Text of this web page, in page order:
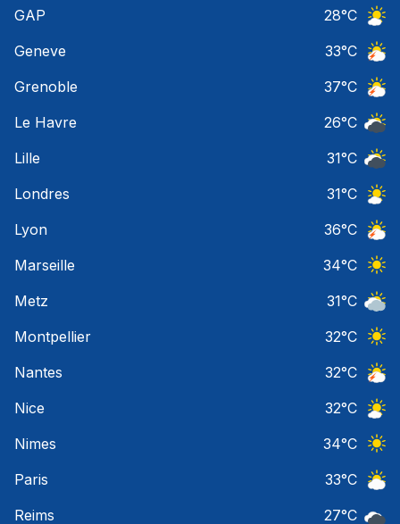
GAP
28°C
Geneve
33°C
Grenoble
37°C
Le Havre
26°C
Lille
31°C
Londres
31°C
Lyon
36°C
Marseille
34°C
Metz
31°C
Montpellier
32°C
Nantes
32°C
Nice
32°C
Nimes
34°C
Paris
33°C
Reims
27°C